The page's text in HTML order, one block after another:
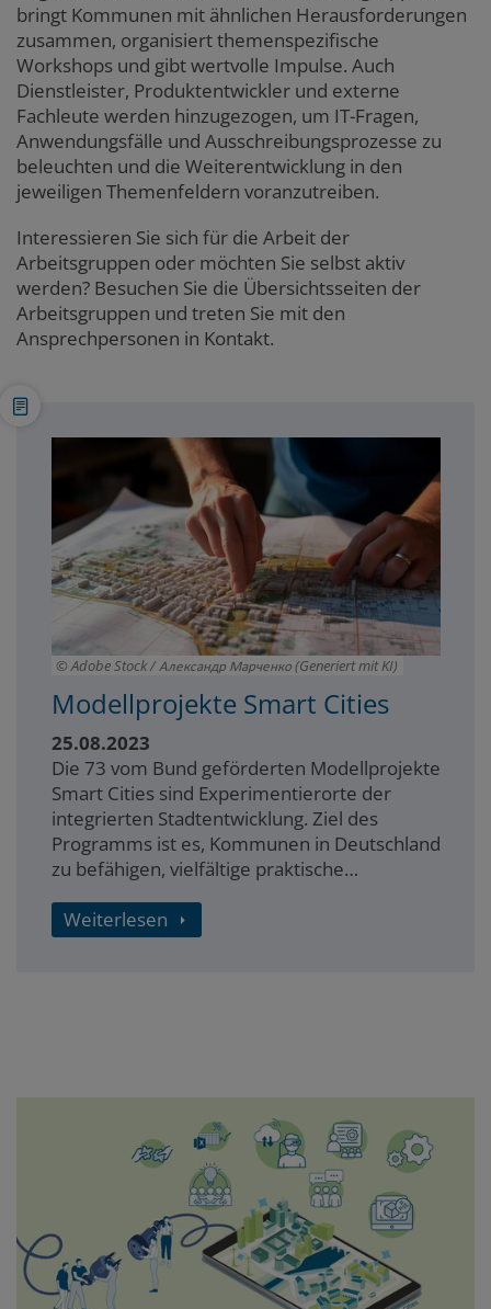
bringt Kommunen mit ähnlichen Herausforderungen
zusammen, organisiert themenspezifische
Workshops und gibt wertvolle Impulse. Auch
Dienstleister, Produktentwickler und externe
Fachleute werden hinzugezogen, um IT-Fragen,
Anwendungsfälle und Ausschreibungsprozesse zu
beleuchten und die Weiterentwicklung in den
jeweiligen Themenfeldern voranzutreiben.
Interessieren Sie sich für die Arbeit der
Arbeitsgruppen oder möchten Sie selbst aktiv
werden? Besuchen Sie die Übersichtsseiten der
Arbeitsgruppen und treten Sie mit den
Ansprechpersonen in Kontakt.
Adobe Stock / Александр Марченко (Generiert mit KI)
Modellprojekte Smart Cities
25.08.2023
Die 73 vom Bund geförderten Modellprojekte
Smart Cities sind Experimentierorte der
integrierten Stadtentwicklung. Ziel des
Programms ist es, Kommunen in Deutschland
zu befähigen, vielfältige praktische
City-Entwicklung in Deutschland bundesweit
voranzutreiben.
Weiterlesen